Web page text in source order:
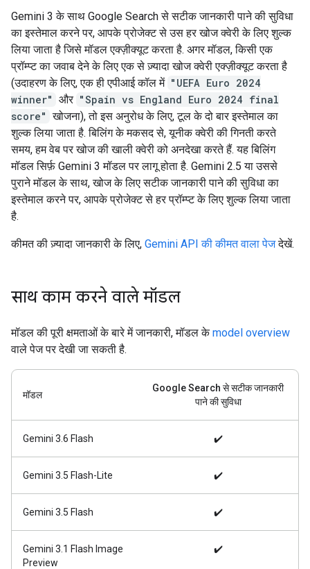
Gemini 3 के साथ Google Search से सटीक जानकारी पाने की सुविधा
का इस्तेमाल करने पर, आपके प्रोजेक्ट से उस हर खोज क्वेरी के लिए शुल्क
लिया जाता है जिसे मॉडल एक्ज़ीक्यूट करता है. अगर मॉडल, किसी एक
प्रॉम्प्ट का जवाब देने के लिए एक से ज़्यादा खोज क्वेरी एक्ज़ीक्यूट करता है
(उदाहरण के लिए, एक ही एपीआई कॉल में "UEFA Euro 2024
winner" और "Spain vs England Euro 2024 final
score" खोजना), तो इस अनुरोध के लिए, टूल के दो बार इस्तेमाल का
शुल्क लिया जाता है. बिलिंग के मकसद से, यूनीक क्वेरी की गिनती करते
समय, हम वेब पर खोज की खाली क्वेरी को अनदेखा करते हैं. यह बिलिंग
मॉडल सिर्फ़ Gemini 3 मॉडल पर लागू होता है. Gemini 2.5 या उससे
पुराने मॉडल के साथ, खोज के लिए सटीक जानकारी पाने की सुविधा का
इस्तेमाल करने पर, आपके प्रोजेक्ट से हर प्रॉम्प्ट के लिए शुल्क लिया जाता
है.
कीमत की ज़्यादा जानकारी के लिए, Gemini API की कीमत वाला पेजदेखें.
साथ काम करने वाले मॉडल
मॉडल की पूरी क्षमताओं के बारे में जानकारी, मॉडल केmodel overview
वाले पेज पर देखी जा सकती है.
मॉडल
Google Search से सटीक जानकारी
पाने की सुविधा
Gemini 3.6 Flash ✔️
Gemini 3.5 Flash-Lite ✔️
Gemini 3.5 Flash ✔️
Gemini 3.1 Flash Image
Preview
✔️